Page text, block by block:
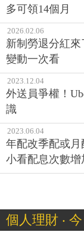
多可領14個月
2026.02.06
新制勞退分紅來
變動一次看
2023.12.04
外送員爭權！
識
2023.06.04
年配改季配或月
小看配息次數
個人理財 ‧